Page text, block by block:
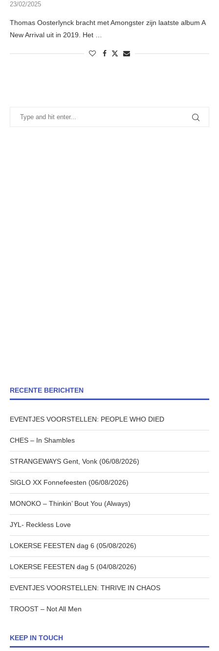
23/02/2025
Thomas Oosterlynck bracht met Amongster zijn laatste album A
New Arrival uit in 2019. Het …
RECENTE BERICHTEN
EVENTJES VOORSTELLEN: PEOPLE WHO DIED
CHES – In Shambles
STRANGEWAYS Gent, Vonk (06/08/2026)
SIGLO XX Fonnefeesten (06/08/2026)
MONOKO – Thinkin’ Bout You (Always)
JYL- Reckless Love
LOKERSE FEESTEN dag 6 (05/08/2026)
LOKERSE FEESTEN dag 5 (04/08/2026)
EVENTJES VOORSTELLEN: THRIVE IN CHAOS
TROOST – Not All Men
KEEP IN TOUCH